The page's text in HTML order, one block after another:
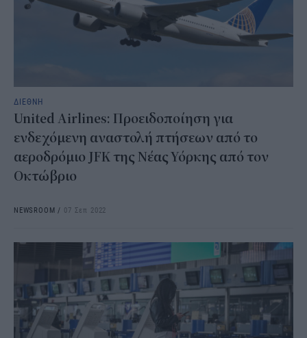
ΔΙΕΘΝΗ
United Airlines: Προειδοποίηση για
ενδεχόμενη αναστολή πτήσεων από το
αεροδρόμιο JFK της Νέας Υόρκης από τον
Οκτώβριο
NEWSROOM / 07 Σεπ 2022